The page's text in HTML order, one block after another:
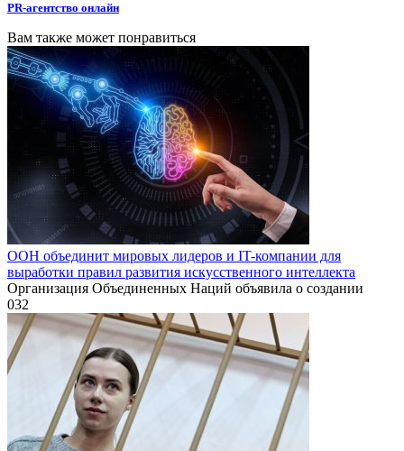
PR-агентство онлайн
Вам также может понравиться
ООН объединит мировых лидеров и IT-компании для
выработки правил развития искусственного интеллекта
Организация Объединенных Наций объявила о создании
032